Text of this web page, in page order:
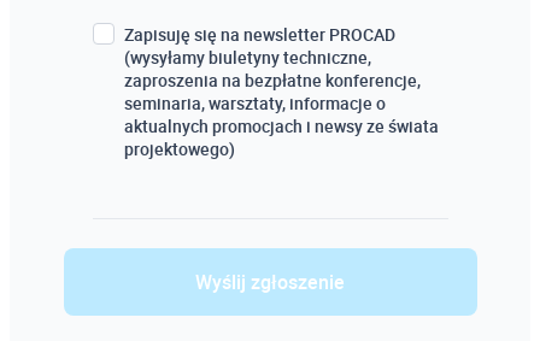
Zapisuję się na newsletter PROCAD
(wysyłamy biuletyny techniczne,
zaproszenia na bezpłatne konferencje,
seminaria, warsztaty, informacje o
aktualnych promocjach i newsy ze świata
projektowego)
Wyślij zgłoszenie